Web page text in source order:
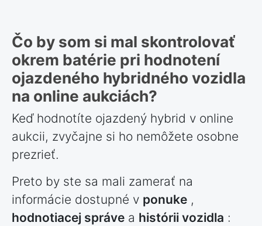
Čo by som si mal skontrolovať
okrem batérie pri hodnotení
ojazdeného hybridného vozidla
na online aukciách?
Keď hodnotíte ojazdený hybrid v online
aukcii, zvyčajne si ho nemôžete osobne
prezrieť.
Preto by ste sa mali zamerať na
informácie dostupné v ponuke ,
hodnotiacej správe a histórii vozidla :